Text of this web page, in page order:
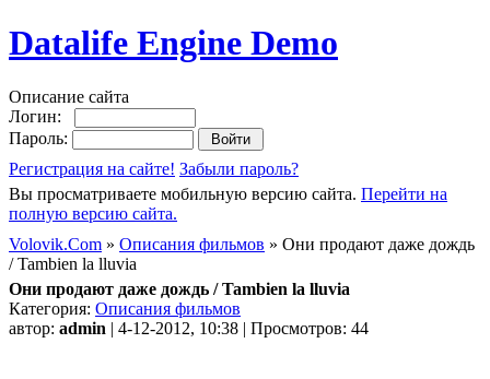
Datalife Engine Demo
Описание сайта
Логин:
Пароль:
Регистрация на сайте! Забыли пароль?
Вы просматриваете мобильную версию сайта. Перейти на
полную версию сайта.
Volovik.Com » Описания фильмов » Они продают даже дождь
/ Tambien la lluvia
Они продают даже дождь / Tambien la lluvia
Категория: Описания фильмов
автор: admin | 4-12-2012, 10:38 | Просмотров: 44